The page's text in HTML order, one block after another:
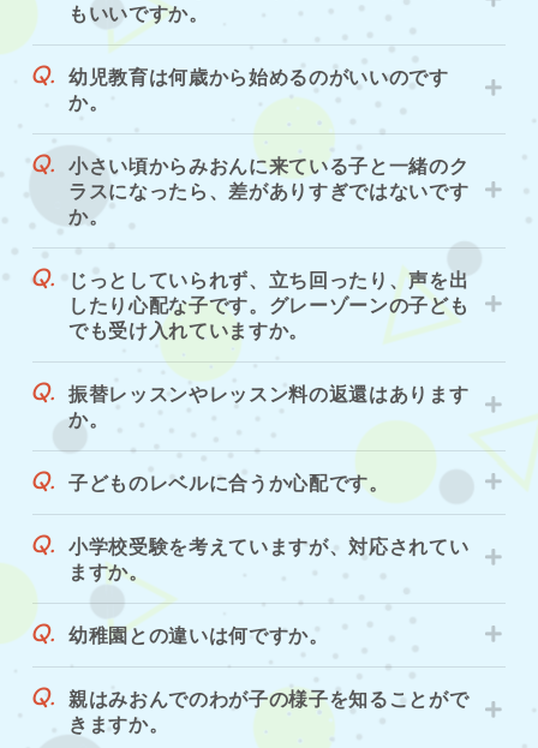
もいいですか。
幼児教育は何歳から始めるのがいいのです
か。
小さい頃からみおんに来ている子と一緒のク
ラスになったら、差がありすぎではないです
か。
じっとしていられず、立ち回ったり、声を出
したり心配な子です。グレーゾーンの子ども
でも受け入れていますか。
振替レッスンやレッスン料の返還はあります
か。
子どものレベルに合うか心配です。
小学校受験を考えていますが、対応されてい
ますか。
幼稚園との違いは何ですか。
親はみおんでのわが子の様子を知ることがで
きますか。